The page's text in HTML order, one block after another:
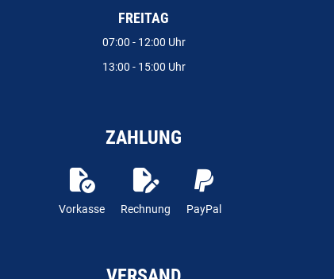
FREITAG
07:00 - 12:00 Uhr
13:00 - 15:00 Uhr
ZAHLUNG
Vorkasse Rechnung PayPal